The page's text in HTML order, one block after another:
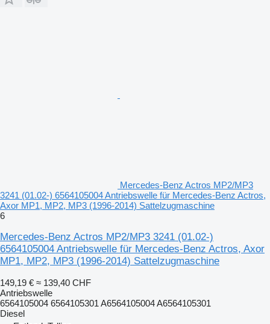
Mercedes-Benz Actros MP2/MP3
3241 (01.02-) 6564105004 Antriebswelle für Mercedes-Benz Actros,
Axor MP1, MP2, MP3 (1996-2014) Sattelzugmaschine
6
Mercedes-Benz Actros MP2/MP3 3241 (01.02-)
6564105004 Antriebswelle für Mercedes-Benz Actros, Axor
MP1, MP2, MP3 (1996-2014) Sattelzugmaschine
149,19 € ≈ 139,40 CHF
Antriebswelle
6564105004 6564105301 A6564105004 A6564105301
Diesel